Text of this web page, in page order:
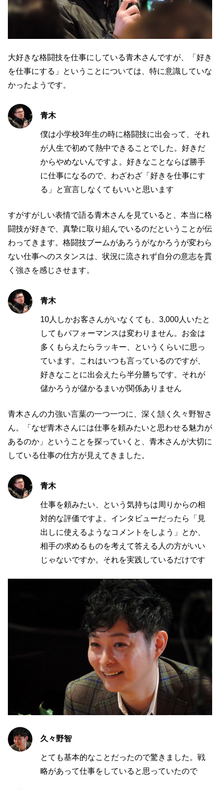
大好きな格闘技を仕事にしている青木さんですが、「好き
を仕事にする」ということについては、特に意識していな
かったようです。
青木
僕は小学校3年生の時に格闘技に出会って、それ
が人生で初めて熱中できることでした。好きだ
からやめないんですよ。好きなことならば勝手
に仕事になるので、わざわざ「好きを仕事にす
る」と宣言しなくてもいいと思います
すがすがしい表情で語る青木さんを見ていると、本当に格
闘技が好きで、真摯に取り組んでいるのだということが伝
わってきます。格闘技ブームがあろうがなかろうが変わら
ない仕事へのスタンスは、状況に流されず自分の意志を貫
く強さを感じさせます。
青木
10人しかお客さんがいなくても、3,000人いたと
してもパフォーマンスは変わりません。お金は
多くもらえたらラッキー、というくらいに思っ
ています。これはいつも言っているのですが、
好きなことに出会えたら半分勝ちです。それが
儲かろうが儲かるまいが関係ありません
青木さんの力強い言葉の一つ一つに、深く頷く久々野智さ
ん。「なぜ青木さんには仕事を頼みたいと思わせる魅力が
あるのか」ということを探っていくと、青木さんが大切に
している仕事の仕方が見えてきました。
青木
仕事を頼みたい、という気持ちは周りからの相
対的な評価ですよ。インタビューだったら「見
出しに使えるようなコメントをしよう」とか、
相手の求めるものを考えて答える人の方がいい
じゃないですか。それを実践しているだけです
久々野智
とても基本的なことだったので驚きました。戦
略があって仕事をしていると思っていたので